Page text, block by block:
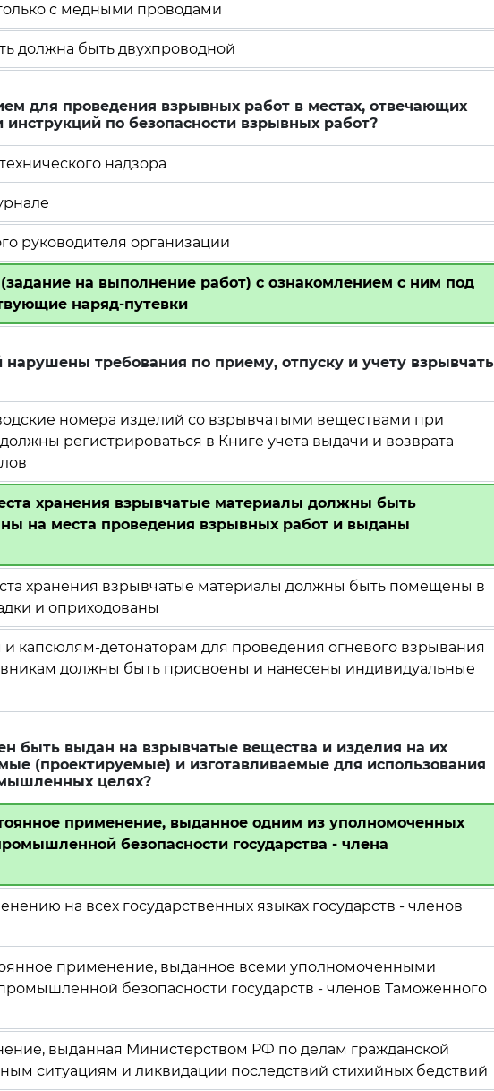
с медными проводами
должна быть двухпроводной
для проведения взрывных работ в местах, отвечающих
по безопасности взрывных работ?
надзора
руководителя организации
на выполнение работ) с ознакомлением с ним под
наряд-путевки
требования по приему, отпуску и учету
номера изделий со взрывчатыми веществами при
регистрироваться в Книге учета выдачи и возврата
хранения взрывчатые материалы должны быть
на места проведения взрывных работ и выданы
хранения взрывчатые материалы должны быть помещены в
и оприходованы
и капсюлям-детонаторам для проведения огневого взрывания
должны быть присвоены и нанесены индивидуальные
быть выдан на взрывчатые вещества и изделия на их
(проектируемые) и изготавливаемые для использования
целях?
применение, выданное одним из уполномоченных
безопасности государства - члена
на всех государственных языках государств - членов
применение, выданное всеми уполномоченными
безопасности государств - членов Таможенного
выданная Министерством РФ по делам гражданской
ситуациям и ликвидации последствий стихийных бедствий